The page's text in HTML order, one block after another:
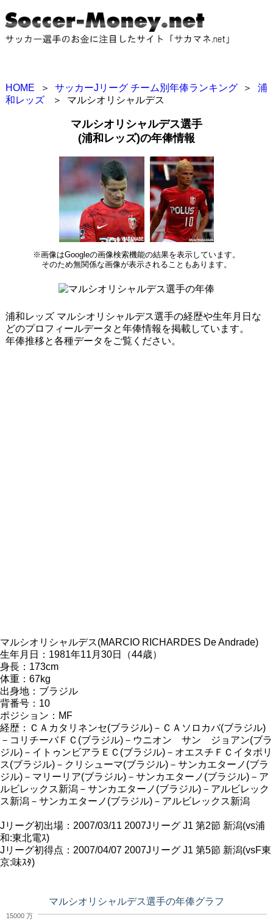
HOME ＞ サッカーJリーグ チーム別年俸ランキング ＞
浦
和レッズ
＞ マルシオリシャルデス
マルシオリシャルデス選手
(浦和レッズ)の年俸情報
※画像はGoogleの画像検索機能の結果を表示しています。
そのため無関係な画像が表示されることもあります。
浦和レッズ マルシオリシャルデス選手の経歴や生年月日な
どのプロフィールデータと年俸情報を掲載しています。
年俸推移と各種データをご覧ください。
マルシオリシャルデス(MARCIO RICHARDES De Andrade)
生年月日：1981年11月30日（44歳）
身長：173cm
体重：67kg
出身地：ブラジル
背番号：10
ポジション：MF
経歴：ＣＡカタリネンセ(ブラジル)－ＣＡソロカバ(ブラジル)
－コリチーバＦＣ(ブラジル)－ウニオン サン ジョアン(ブラ
ジル)－イトゥンビアラＥＣ(ブラジル)－オエスチＦＣイタポリ
ス(ブラジル)－クリシューマ(ブラジル)－サンカエターノ(ブラ
ジル)－マリーリア(ブラジル)－サンカエターノ(ブラジル)－ア
ルビレックス新潟－サンカエターノ(ブラジル)－アルビレック
ス新潟－サンカエターノ(ブラジル)－アルビレックス新潟
Jリーグ初出場：2007/03/11 2007Jリーグ J1 第2節 新潟(vs浦
和:東北電ｽ)
Jリーグ初得点：2007/04/07 2007Jリーグ J1 第5節 新潟(vsF東
京:味ｽﾀ)
マルシオリシャルデス選手の年俸グラフ
15000 万